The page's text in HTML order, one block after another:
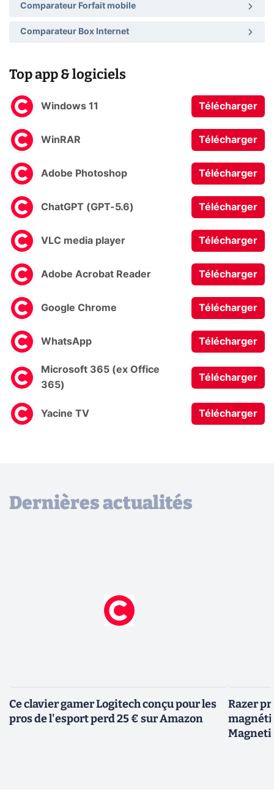
Comparateur Forfait mobile
Comparateur Box Internet
Top app & logiciels
Windows 11 Télécharger
WinRAR Télécharger
Adobe Photoshop Télécharger
ChatGPT (GPT-5.6) Télécharger
VLC media player Télécharger
Adobe Acrobat Reader Télécharger
Google Chrome Télécharger
WhatsApp Télécharger
Microsoft 365 (ex Office
365)
Télécharger
Yacine TV Télécharger
Dernières actualités
Ce clavier gamer Logitech conçu pour les
pros de l'esport perd 25 € sur Amazon
Razer